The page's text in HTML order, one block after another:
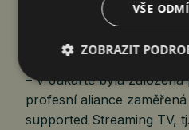
Jakarta 7. srpna 2026
– V Jakartě byla založena
profesní aliance
supported Streaming TV,
VŠE
ZOBRAZIT